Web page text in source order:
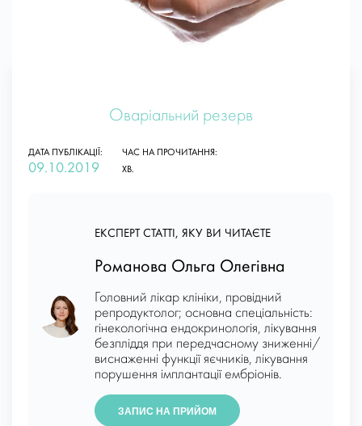
Оваріальний резерв
ДАТА ПУБЛІКАЦІЇ:
09.10.2019
ЧАС НА ПРОЧИТАННЯ:
ХВ.
ЕКСПЕРТ СТАТТІ, ЯКУ ВИ ЧИТАЄТЕ
Романова Ольга Олегівна
Головний лікар клініки, провідний
репродуктолог; основна спеціальність:
гінекологічна ендокринологія, лікування
безпліддя при передчасному зниженні/
виснаженні функції яєчників, лікування
порушення імплантації ембріонів.
ЗАПИС НА ПРИЙОМ